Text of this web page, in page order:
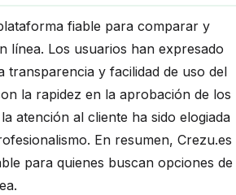
fiable para comparar y
línea. Los usuarios han expresado
transparencia y facilidad de uso del
la rapidez en la aprobación de los
atención al cliente ha sido elogiada
En resumen, Crezu.es
para quienes buscan opciones de